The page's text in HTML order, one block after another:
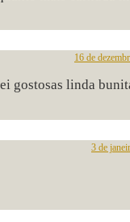
16 de
gostosas linda
3 de